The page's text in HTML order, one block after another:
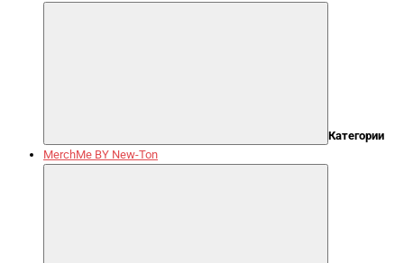
Категории
MerchMe BY New-Ton